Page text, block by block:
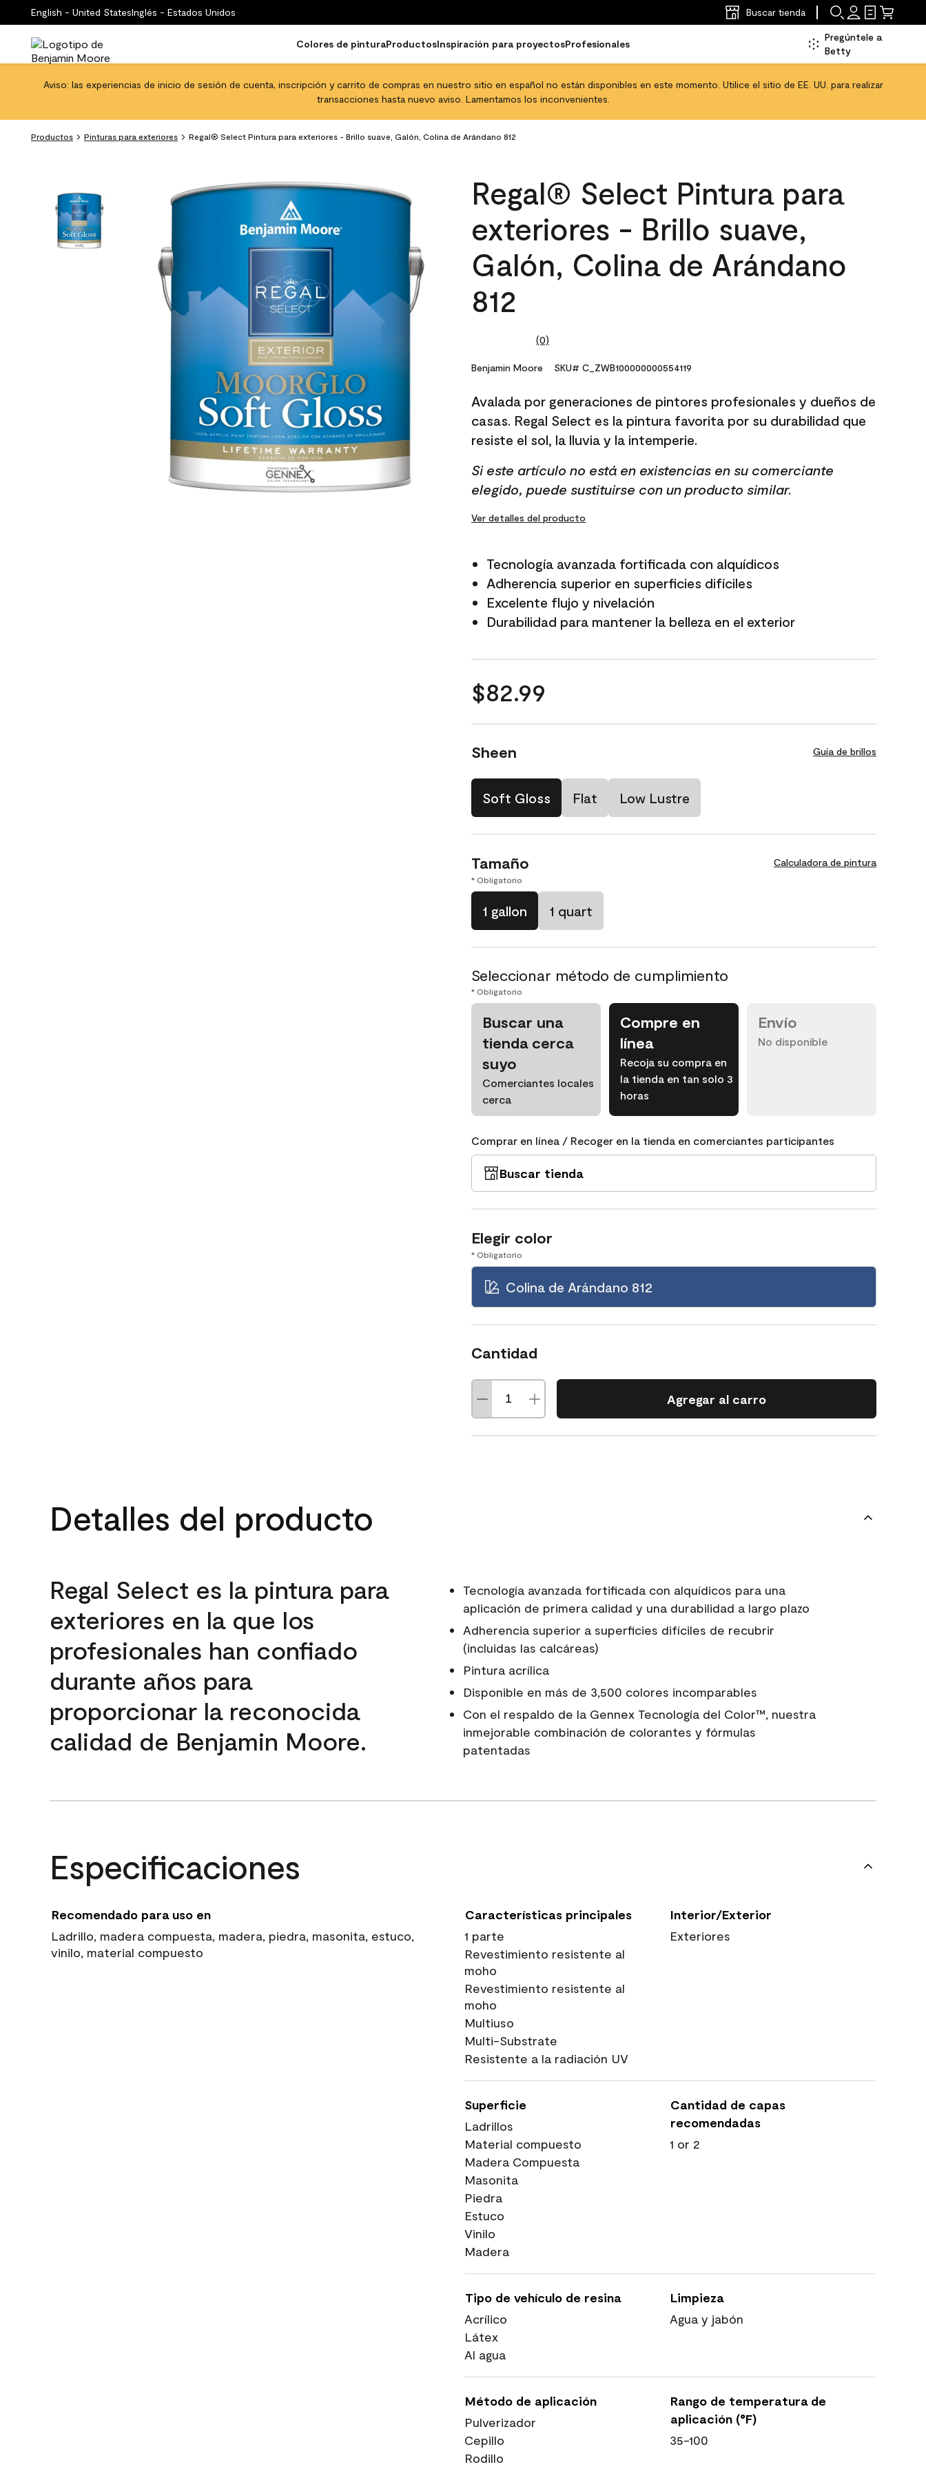
English - United StatesInglés - Estados Unidos Buscar tienda
Colores de pinturaProductosInspiración para proyectosProfesionales
Pregúntele a
Betty
Aviso: las experiencias de inicio de sesión de cuenta, inscripción y carrito de compras en nuestro sitio en español no están disponibles en este momento. Utilice el sitio de EE. UU. para realizar
transacciones hasta nuevo aviso. Lamentamos los inconvenientes.
Productos Pinturas para exteriores Regal® Select Pintura para exteriores - Brillo suave, Galón, Colina de Arándano 812
Regal® Select Pintura para
exteriores - Brillo suave,
Galón, Colina de Arándano
812
No
value.
link.
(0)
Benjamin Moore SKU# C_ZWB100000000554119
Avalada por generaciones de pintores profesionales y dueños de
casas. Regal Select es la pintura favorita por su durabilidad que
resiste el sol, la lluvia y la intemperie.
Si este artículo no está en existencias en su comerciante
elegido, puede sustituirse con un producto similar.
Ver detalles del producto
Tecnología avanzada fortificada con alquídicos
Adherencia superior en superficies difíciles
Excelente flujo y nivelación
Durabilidad para mantener la belleza en el exterior
$82.99
Sheen Guía de brillos
Soft Gloss Flat Low Lustre
Tamaño Calculadora de pintura
* Obligatorio
1 gallon 1 quart
Seleccionar método de cumplimiento
* Obligatorio
Buscar una
tienda cerca
suyo
Comerciantes locales
cerca
Compre en
línea
Recoja su compra en
la tienda en tan solo 3
horas
Envío
No disponible
Comprar en línea / Recoger en la tienda en comerciantes participantes
Buscar tienda
Elegir color
* Obligatorio
Colina de Arándano 812
Cantidad
Agregar al carro
Detalles del producto
Regal Select es la pintura para
exteriores en la que los
profesionales han confiado
durante años para
proporcionar la reconocida
calidad de Benjamin Moore.
Tecnología avanzada fortificada con alquídicos para una
aplicación de primera calidad y una durabilidad a largo plazo
Adherencia superior a superficies difíciles de recubrir
(incluidas las calcáreas)
Pintura acrílica
Disponible en más de 3,500 colores incomparables
Con el respaldo de la Gennex Tecnología del Color™, nuestra
inmejorable combinación de colorantes y fórmulas
patentadas
Especificaciones
Recomendado para uso en
Ladrillo, madera compuesta, madera, piedra, masonita, estuco,
vinilo, material compuesto
Características principales
1 parte
Revestimiento resistente al
moho
Revestimiento resistente al
moho
Multiuso
Multi-Substrate
Resistente a la radiación UV
Interior/Exterior
Exteriores
Superficie
Ladrillos
Material compuesto
Madera Compuesta
Masonita
Piedra
Estuco
Vinilo
Madera
Cantidad de capas
recomendadas
1 or 2
Tipo de vehículo de resina
Acrílico
Látex
Al agua
Limpieza
Agua y jabón
Método de aplicación
Pulverizador
Cepillo
Rodillo
Rango de temperatura de
aplicación (°F)
35-100